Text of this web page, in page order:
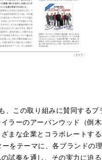
この取り組みに賛同するブ
ラーのアーバンウッド（倒
まな企業とコラボレートす
をテーマに、各ブランドの
試奏を通し、その実力に迫る